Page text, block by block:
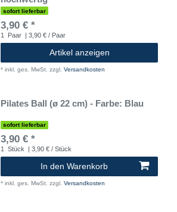
sofort lieferbar
3,90 € *
1 Paar | 3,90 € / Paar
Artikel anzeigen
* inkl. ges. MwSt. zzgl. Versandkosten
Pilates Ball (ø 22 cm) - Farbe: Blau
sofort lieferbar
3,90 € *
1 Stück | 3,90 € / Stück
In den Warenkorb
* inkl. ges. MwSt. zzgl. Versandkosten